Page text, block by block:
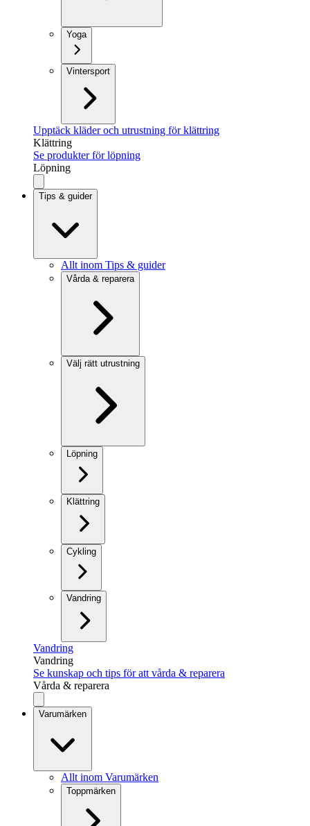
Yoga
Vintersport
Upptäck kläder och utrustning för klättring
Klättring
Se produkter för löpning
Löpning
Tips & guider
Allt inom Tips & guider
Vårda & reparera
Välj rätt utrustning
Löpning
Klättring
Cykling
Vandring
Vandring
Vandring
Se kunskap och tips för att vårda & reparera
Vårda & reparera
Varumärken
Allt inom Varumärken
Toppmärken